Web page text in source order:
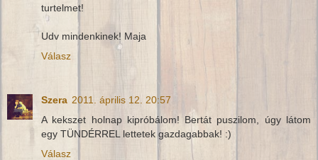
turtelmet!
Udv mindenkinek! Maja
Válasz
Szera 2011. április 12. 20:57
A kekszet holnap kipróbálom! Bertát puszilom, úgy látom
egy TÜNDÉRREL lettetek gazdagabbak! :)
Válasz